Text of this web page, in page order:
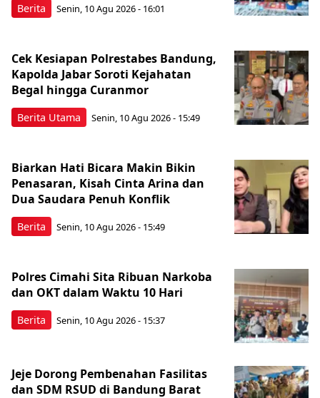
Berita Senin, 10 Agu 2026 - 16:01
Berita Utama
Cek Kesiapan Polrestabes Bandung,
Kapolda Jabar Soroti Kejahatan
Begal hingga Curanmor
Senin, 10 Agu 2026 - 15:49
Berita
Biarkan Hati Bicara Makin Bikin
Penasaran, Kisah Cinta Arina dan
Dua Saudara Penuh Konflik
Senin, 10 Agu 2026 - 15:49
Berita
Polres Cimahi Sita Ribuan Narkoba
dan OKT dalam Waktu 10 Hari
Senin, 10 Agu 2026 - 15:37
Jeje Dorong Pembenahan Fasilitas
dan SDM RSUD di Bandung Barat